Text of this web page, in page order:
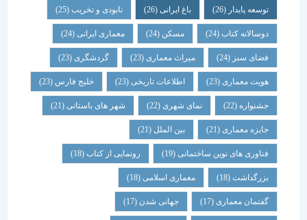
توسعه پایدار(26) باغ ایرانی(26) نابودی و تخریب(25)
دوسالانه کتاب(24) مسکن (24) معماری ایرانی(24)
فضای سبز(24) میراث معماری (23) گردشگری (23)
هویت معماری (23) اطلاعات تاریخی(23) خلیج فارس(23)
جشنواره(22) نمای شهری(22) شهر های باستانی (21)
جایزه معماری (21) بین الملل(21)
فناوری های نوین ساختمانی(19) رونمایی از کتاب (18)
بزرگداشت (18) معماری اسلامی(18)
گفتمان معماری (17) جهانی شدن(17)